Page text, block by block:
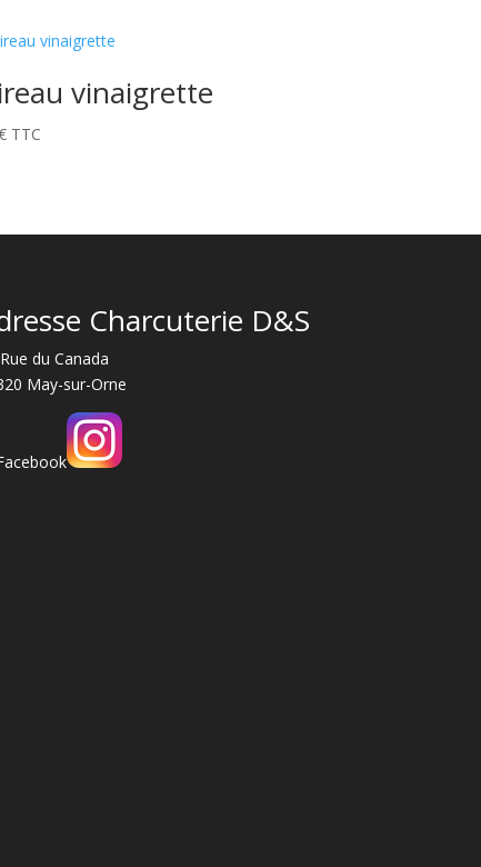
vinaigrette
TTC
Charcuterie D&S
du Canada
May-sur-Orne